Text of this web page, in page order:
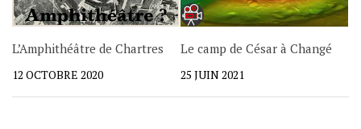
L’Amphithéâtre de Chartres
12 OCTOBRE 2020
Le camp de César à Changé
25 JUIN 2021